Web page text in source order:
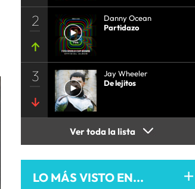
2
Danny Ocean
Partidazo
3
Jay Wheeler
De lejitos
Ver toda la lista
LO MÁS VISTO EN...